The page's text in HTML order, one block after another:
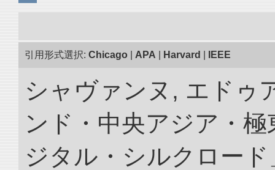
引用形式選択: Chicago APA Harvard IEEE
シャヴァンヌ, エドゥ
ンド・中央アジア・
ジタル・シルクロー